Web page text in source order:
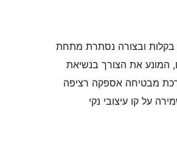
בקלות ובצורה נסתרת מתחת
המונע את הצורך בנשיאת
מבטיחה אספקה רציפה
על קו עיצובי נקי